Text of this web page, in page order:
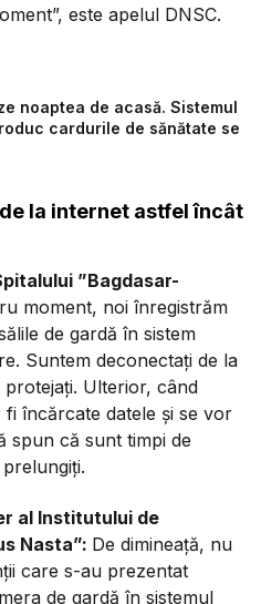
este apelul DNSC.
noaptea de acasă. Sistemul
cardurile de sănătate se
la internet astfel încât
”Bagdasar-
moment, noi înregistrăm
de gardă în sistem
Suntem deconectați de la
Ulterior, când
încărcate datele și se vor
spun că sunt timpi de
al Institutului de
Nasta”: De dimineață, nu
care s-au prezentat
de gardă în sistemul